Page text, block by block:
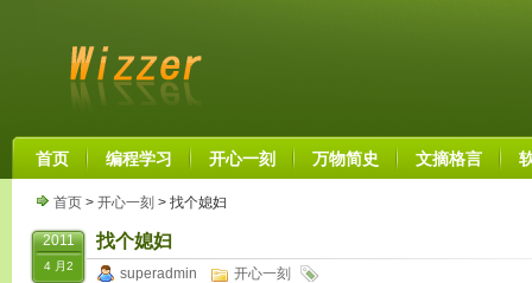
首页 编程学习 开心一刻 万物简史 文摘格言
首页 > 开心一刻 > 找个媳妇
2011
4 月2
找个媳妇
superadmin 开心一刻